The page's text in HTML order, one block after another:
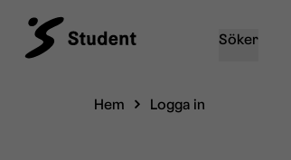
Söker
Hem Logga in